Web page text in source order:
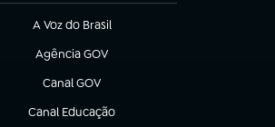
A Voz do Brasil
(abre em nova aba)
Agência GOV
(abre em nova aba)
Canal GOV
(abre em nova aba)
Canal Educação
(abre em nova aba)